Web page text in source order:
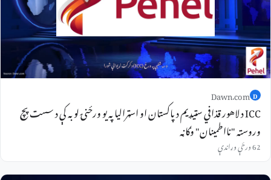
D
Dawn.com
ICC د لاهور قذافي سټيډيم د پاکستان او اسټراليا په يو ورځنۍ لوبه کې د سست پچ
وروسته "نااطمينان" وګاڼه
62 ورځې وړاندې